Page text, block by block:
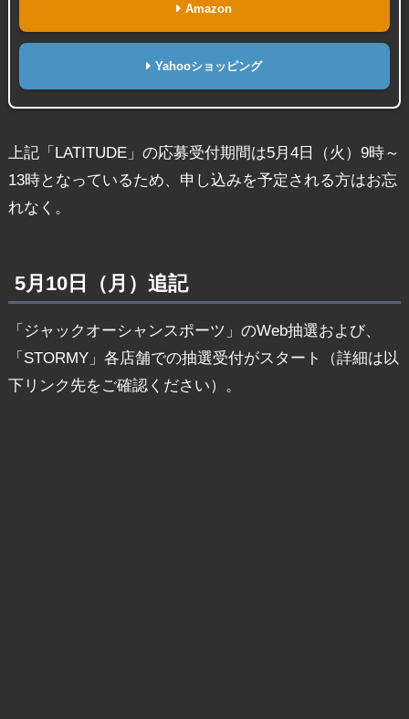
Amazon
Yahooショッピング
上記「LATITUDE」の応募受付期間は5月4日（火）9時～
13時となっているため、申し込みを予定される方はお忘
れなく。
5月10日（月）追記
「ジャックオーシャンスポーツ」のWeb抽選および、
「STORMY」各店舗での抽選受付がスタート（詳細は以
下リンク先をご確認ください）。